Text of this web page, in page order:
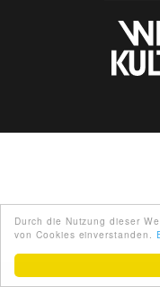
Durch die Nutzung dieser
von Cookies einverstanden.